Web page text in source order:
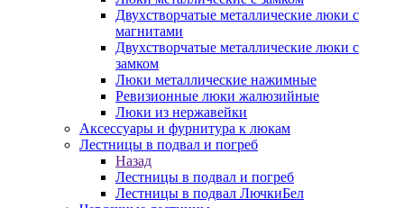
Двухстворчатые металлические люки с
магнитами
Двухстворчатые металлические люки с
замком
Люки металлические нажимные
Ревизионные люки жалюзийные
Люки из нержавейки
Аксессуары и фурнитура к люкам
Лестницы в подвал и погреб
Назад
Лестницы в подвал и погреб
Лестницы в подвал ЛючкиБел